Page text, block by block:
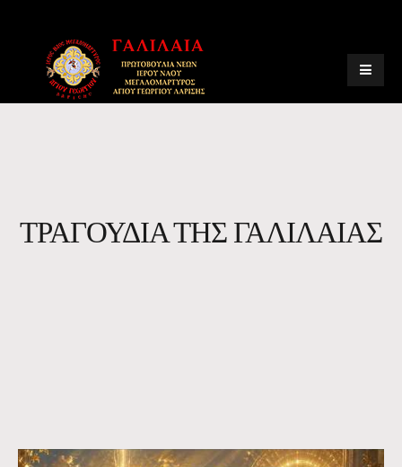
ΤΡΑΓΟΥΔΙΑ ΤΗΣ ΓΑΛΙΛΑΙΑΣ